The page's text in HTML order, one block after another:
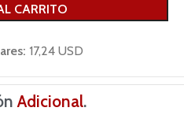
CARRITO
17,24 USD
Adicional.